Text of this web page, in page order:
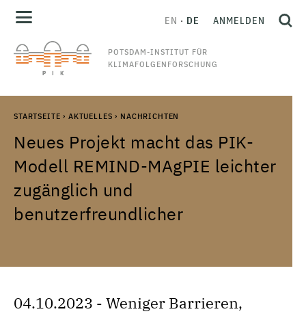
POTSDAM-INSTITUT FÜR
KLIMAFOLGENFORSCHUNG
EN DE ANMELDEN
STARTSEITE › AKTUELLES › NACHRICHTEN
Neues Projekt macht das PIK-
Modell REMIND-MAgPIE leichter
zugänglich und
benutzerfreundlicher
04.10.2023 - Weniger Barrieren,